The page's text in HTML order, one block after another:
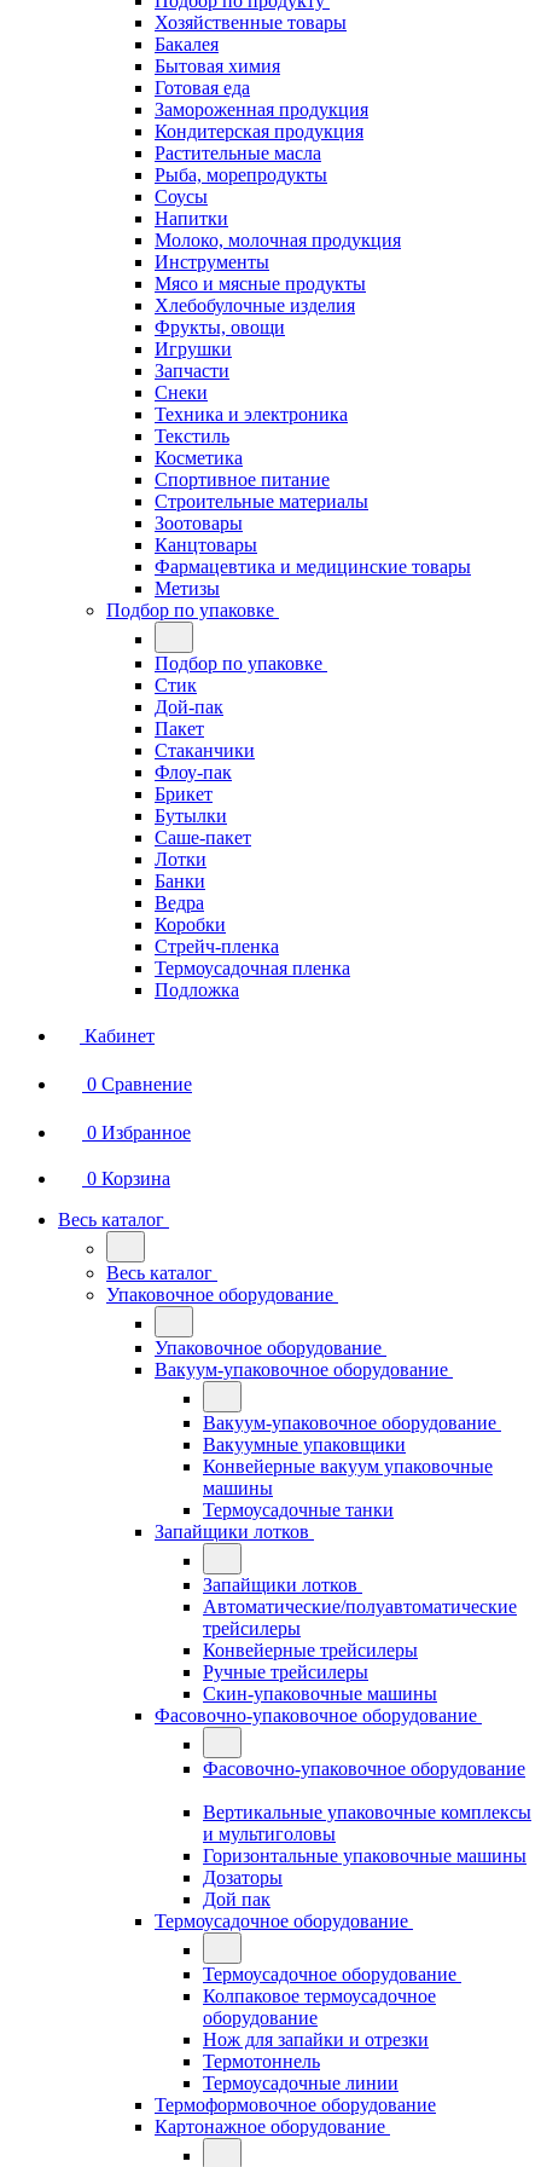
Хозяйственные товары
Бакалея
Бытовая химия
Готовая еда
Замороженная продукция
Кондитерская продукция
Растительные масла
Рыба, морепродукты
Соусы
Напитки
Молоко, молочная продукция
Инструменты
Мясо и мясные продукты
Хлебобулочные изделия
Фрукты, овощи
Игрушки
Запчасти
Снеки
Техника и электроника
Текстиль
Косметика
Спортивное питание
Строительные материалы
Зоотовары
Канцтовары
Фармацевтика и медицинские товары
Метизы
Подбор по упаковке
Подбор по упаковке
Стик
Дой-пак
Пакет
Стаканчики
Флоу-пак
Брикет
Бутылки
Саше-пакет
Лотки
Банки
Ведра
Коробки
Стрейч-пленка
Термоусадочная пленка
Подложка
Кабинет
0 Сравнение
0 Избранное
0 Корзина
Весь каталог
Весь каталог
Упаковочное оборудование
Упаковочное оборудование
Вакуум-упаковочное оборудование
Вакуум-упаковочное оборудование
Вакуумные упаковщики
Конвейерные вакуум упаковочные
машины
Термоусадочные танки
Запайщики лотков
Запайщики лотков
Автоматические/полуавтоматические
трейсилеры
Конвейерные трейсилеры
Ручные трейсилеры
Скин-упаковочные машины
Фасовочно-упаковочное оборудование
Фасовочно-упаковочное оборудование
Вертикальные упаковочные комплексы
и мультиголовы
Горизонтальные упаковочные машины
Дозаторы
Дой пак
Термоусадочное оборудование
Термоусадочное оборудование
Колпаковое термоусадочное
оборудование
Нож для запайки и отрезки
Термотоннель
Термоусадочные линии
Термоформовочное оборудование
Картонажное оборудование